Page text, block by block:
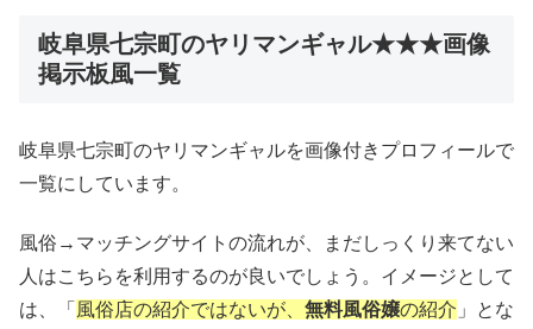
岐阜県七宗町のヤリマンギャル★★★画像
掲示板風一覧
岐阜県七宗町のヤリマンギャルを画像付きプロフィールで
一覧にしています。
風俗→マッチングサイトの流れが、まだしっくり来てない
人はこちらを利用するのが良いでしょう。イメージとして
は、「 風俗店の紹介ではないが、 無料風俗嬢の紹介 」とな